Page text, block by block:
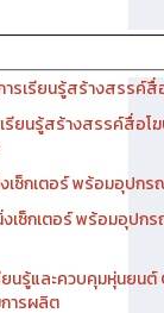
รเรียนรู้สร้างสรรค์
ยนรู้สร้างสรรค์สื่อโ
เซ็กเตอร์ พร้อมอุปก
เซ็กเตอร์ พร้อมอุปก